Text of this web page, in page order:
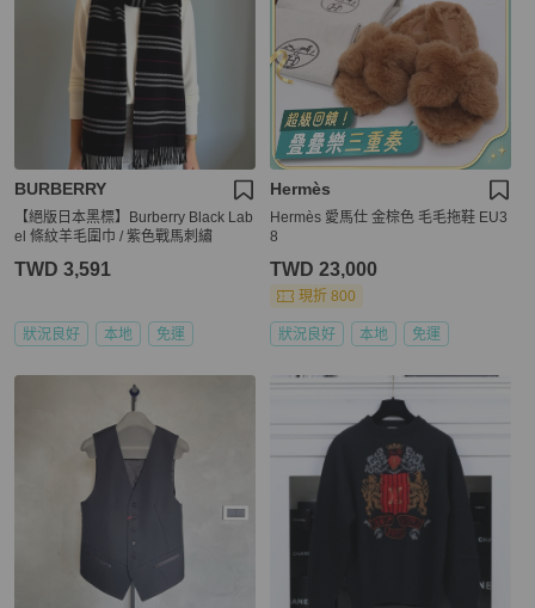
BURBERRY
【絕版日本黑標】Burberry Black Lab
el 條紋羊毛圍巾 / 紫色戰馬刺繡
TWD 3,591
狀況良好 本地 免運
Hermès
Hermès 愛馬仕 金棕色 毛毛拖鞋 EU3
8
TWD 23,000
現折 800
狀況良好 本地 免運